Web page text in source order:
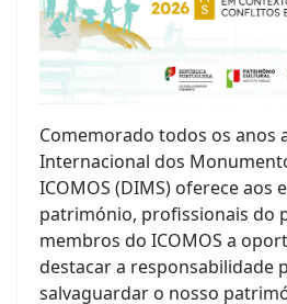
Comemorado todos os anos
Internacional dos
ICOMOS (DIMS) oferece aos
património, profissionais do
membros do ICOMOS a
destacar a responsabilidade
salvaguardar o nosso